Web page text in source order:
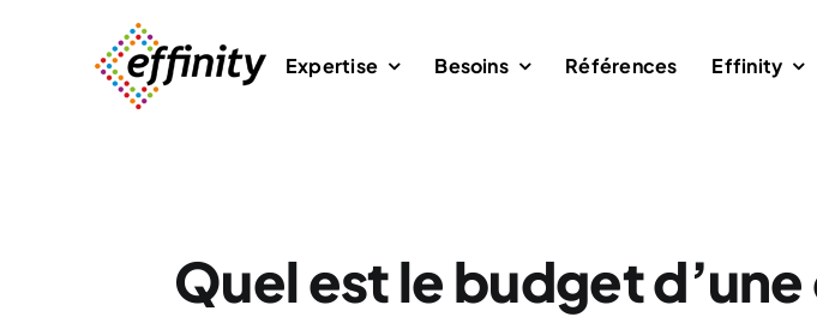
Expertise Besoins Références Effinity
Quel est le budget